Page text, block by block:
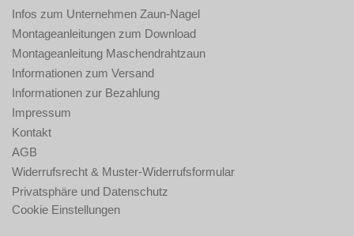
Infos zum Unternehmen Zaun-Nagel
Montageanleitungen zum Download
Montageanleitung Maschendrahtzaun
Informationen zum Versand
Informationen zur Bezahlung
Impressum
Kontakt
AGB
Widerrufsrecht & Muster-Widerrufsformular
Privatsphäre und Datenschutz
Cookie Einstellungen